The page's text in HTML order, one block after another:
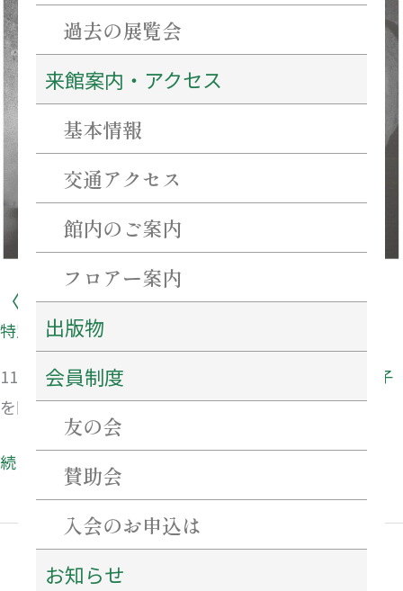
過去の展覧会
来館案内・アクセス
基本情報
交通アクセス
館内のご案内
フロアー案内
出版物
会員制度
友の会
賛助会
入会のお申込は
お知らせ
〈特別展〉ＮＩＧＯ®と半泥子
特別展
11月15日（土･祝）より
〈特別展〉ＮＩＧＯ®と半泥子
を開催します。
泥
子
続きを読む »